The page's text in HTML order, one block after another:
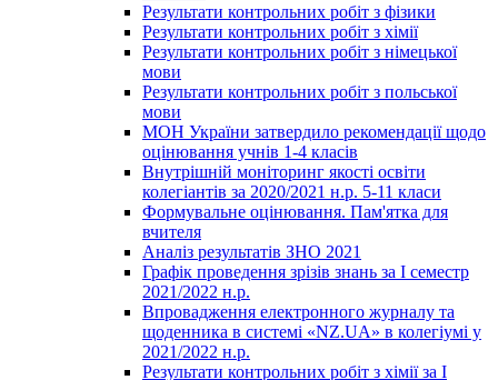
Результати контрольних робіт з фізики
Результати контрольних робіт з хімії
Результати контрольних робіт з німецької
мови
Результати контрольних робіт з польської
мови
МОН України затвердило рекомендації щодо
оцінювання учнів 1-4 класів
Внутрішній моніторинг якості освіти
колегіантів за 2020/2021 н.р. 5-11 класи
Формувальне оцінювання. Пам'ятка для
вчителя
Аналіз результатів ЗНО 2021
Графік проведення зрізів знань за І семестр
2021/2022 н.р.
Впровадження електронного журналу та
щоденника в системі «NZ.UA» в колегіумі у
2021/2022 н.р.
Результати контрольних робіт з хімії за І